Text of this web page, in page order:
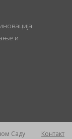
и
Саду Контакт